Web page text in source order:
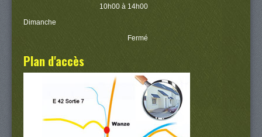
10h00 à 14h00
Dimanche
Fermé
Plan d'accès